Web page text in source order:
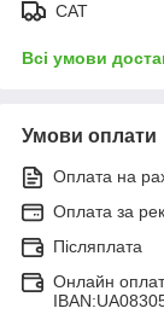
САТ
Всі умови
Умови оплати
Оплата на
Оплата за
Післяплата
Онлайн